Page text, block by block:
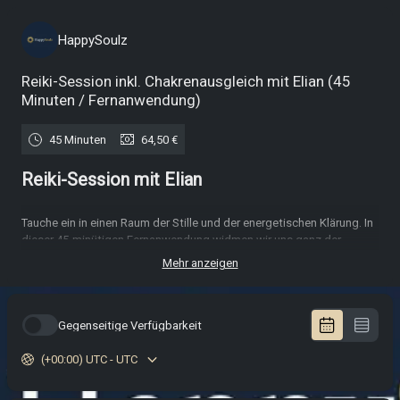
HappySoulz
Reiki-Session inkl. Chakrenausgleich mit Elian (45
Minuten / Fernanwendung)
45 Minuten 64,50 €
Reiki-Session mit Elian
Tauche ein in einen Raum der Stille und der energetischen Klärung. In
dieser 45-minütigen Fernanwendung widmen wir uns ganz der
Aktivierung deiner inneren Ressourcen.
werden unterstützt und wir bringen dein System sanft zurück in
Chakren-Ausgleich:Hierbei werden deine Chakren mit eingebunden
und harmonisiert, um deine innere Mitte wieder spürbar zu machen.
Wähle im Kalender das Zeitfenster, das mit deinem Rhythmus am
Mehr anzeigen
Gegenseitige Verfügbarkeit
(+00:00) UTC - UTC